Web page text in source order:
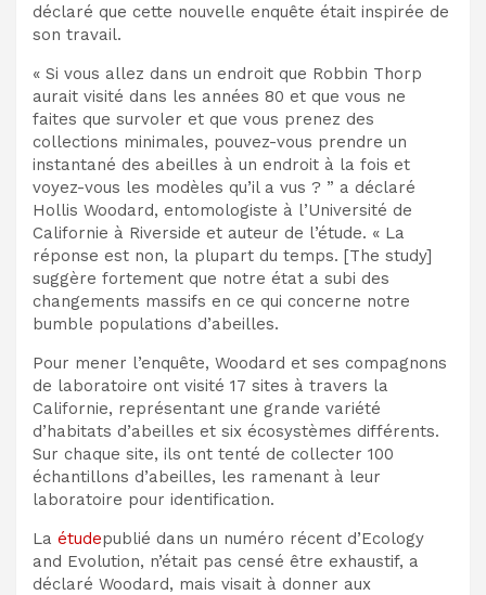
déclaré que cette nouvelle enquête était inspirée de
son travail.
« Si vous allez dans un endroit que Robbin Thorp
aurait visité dans les années 80 et que vous ne
faites que survoler et que vous prenez des
collections minimales, pouvez-vous prendre un
instantané des abeilles à un endroit à la fois et
voyez-vous les modèles qu’il a vus ? ” a déclaré
Hollis Woodard, entomologiste à l’Université de
Californie à Riverside et auteur de l’étude. « La
réponse est non, la plupart du temps. [The study]
suggère fortement que notre état a subi des
changements massifs en ce qui concerne notre
bumble populations d’abeilles.
Pour mener l’enquête, Woodard et ses compagnons
de laboratoire ont visité 17 sites à travers la
Californie, représentant une grande variété
d’habitats d’abeilles et six écosystèmes différents.
Sur chaque site, ils ont tenté de collecter 100
échantillons d’abeilles, les ramenant à leur
laboratoire pour identification.
La étudepublié dans un numéro récent d’Ecology
and Evolution, n’était pas censé être exhaustif, a
déclaré Woodard, mais visait à donner aux